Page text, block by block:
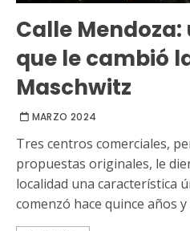
Calle
que le cambió
Maschwitz
MARZO 2024
Tres centros comerciales,
propuestas originales, le
localidad una característica
comenzó hace quince años